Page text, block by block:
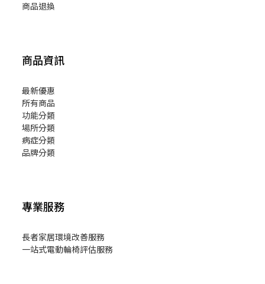
商品退換
商品資訊
最新優惠
所有商品
功能分類
場所分類
病症分類
品牌分類
專業服務
長者家居環境改善服務
一站式電動輪椅評估服務